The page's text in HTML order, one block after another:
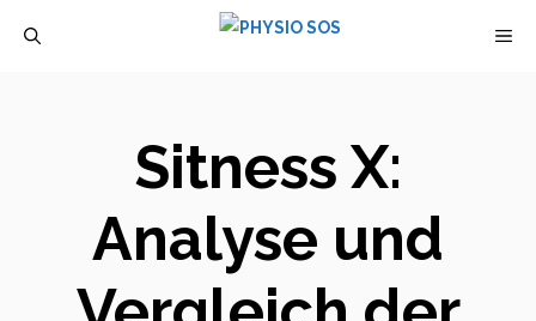
Sitness X:
Analyse und